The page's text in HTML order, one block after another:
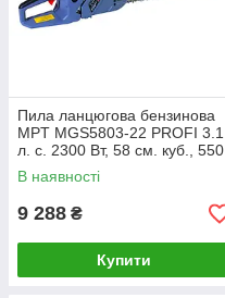
Пила ланцюгова бензинова
MPT MGS5803-22 PROFI 3.1
л. с. 2300 Вт, 58 см. куб., 550
мм/22", 3000 об/хв
В наявності
9 288 ₴
Купити